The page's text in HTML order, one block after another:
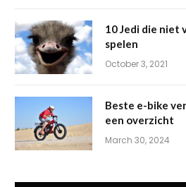
10 Jedi die niet
spelen
October 3, 2021
Beste e-bike
een overzicht
March 30, 2024